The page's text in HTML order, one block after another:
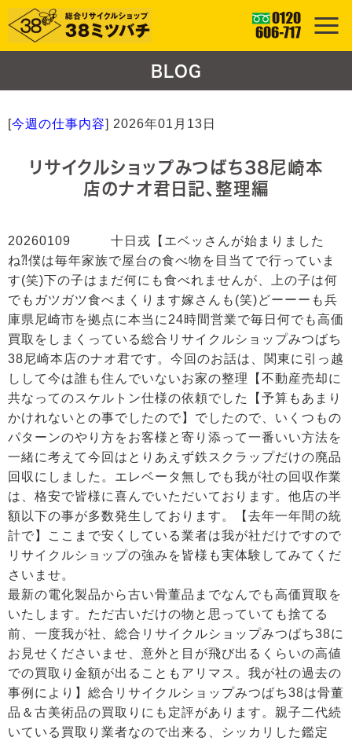
BLOG
[今週の仕事内容] 2026年01月13日
リサイクルショップみつばち38尼崎本
店のナオ君日記、整理編
20260109 十日戎【エベッさんが始まりました
ね⁈僕は毎年家族で屋台の食べ物を目当てで行っていま
す(笑)下の子はまだ何にも食べれませんが、上の子は何
でもガツガツ食べまくります嫁さんも(笑)どーーーも兵
庫県尼崎市を拠点に本当に24時間営業で毎日何でも高価
買取をしまくっている総合リサイクルショップみつばち
38尼崎本店のナオ君です。今回のお話は、関東に引っ越
しして今は誰も住んでいないお家の整理【不動産売却に
共なってのスケルトン仕様の依頼でした【予算もあまり
かけれないとの事でしたので】でしたので、いくつもの
パターンのやり方をお客様と寄り添って一番いい方法を
一緒に考えて今回はとりあえず鉄スクラップだけの廃品
回収にしました。エレベータ無しでも我が社の回収作業
は、格安で皆様に喜んでいただいております。他店の半
額以下の事が多数発生しております。【去年一年間の統
計で】ここまで安くしている業者は我が社だけですので
リサイクルショップの強みを皆様も実体験してみてくだ
さいませ。
最新の電化製品から古い骨董品までなんでも高価買取を
いたします。ただ古いだけの物と思っていても捨てる
前、一度我が社、総合リサイクルショップみつばち38に
お見せくださいませ、意外と目が飛び出るくらいの高値
での買取り金額が出ることもアリマス。我が社の過去の
事例により】総合リサイクルショップみつばち38は骨董
品＆古美術品の買取りにも定評があります。親子二代続
いている買取り業者なので出来る、シッカリした鑑定